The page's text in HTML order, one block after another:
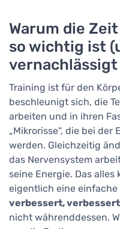
Warum die
so wichtig ist
Training ist für den
beschleunigt sich, die
arbeiten und in ihren
„Mikrorisse“, die bei
werden. Gleichzeitig
das Nervensystem
seine Energie. Das
eigentlich eine einfache
verbessert,
nicht währenddessen.